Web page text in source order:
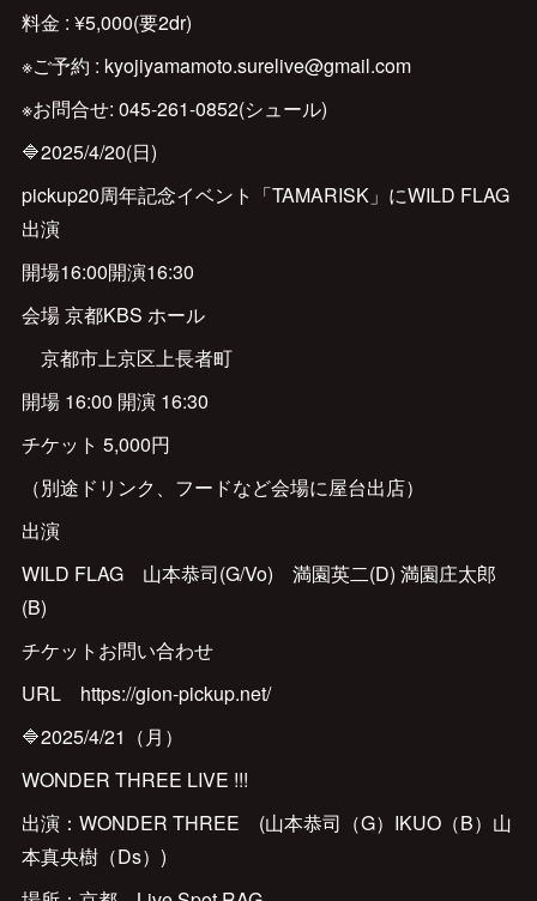
料金 : ¥5,000(要2dr)
※ご予約 : kyojiyamamoto.surelive@gmail.com
※お問合せ: 045-261-0852(シュール)
🔷2025/4/20(日)
pickup20周年記念イベント「TAMARISK」にWILD FLAG
出演
開場16:00開演16:30
会場 京都KBS ホール
京都市上京区上長者町
開場 16:00 開演 16:30
チケット 5,000円
（別途ドリンク、フードなど会場に屋台出店）
出演
WILD FLAG 山本恭司(G/Vo) 満園英二(D) 満園庄太郎
(B)
チケットお問い合わせ
URL https://gion-pickup.net/
🔷2025/4/21（月）
WONDER THREE LIVE !!!
出演：WONDER THREE (山本恭司（G）IKUO（B）山
本真央樹（Ds）)